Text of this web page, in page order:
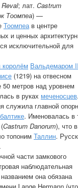
; лат. Castrum
Тоомпеа) —
Тоомпеав центре
и ценных
исключительной для
королём Вальдемаром
(1219) на отвесном
метров над уровнем
в руках меченосцев
служила главной
. Именовалась в
Castrum Danorum), что в
топоним Таллин.
.
части замкового
наблюдательная
она обязана